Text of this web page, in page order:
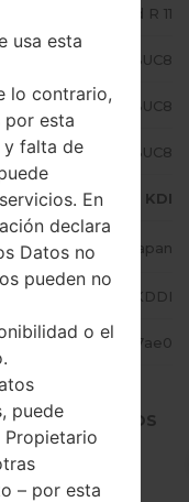
Android R 11
SCG01KDU1BUC8
SCG01QDI1BUC8
SCG01KDU1BUC8
KDI
Japan
KDDI
LOS ARCHIVOS
usa esta
lo contrario,
esta
y falta de
En
declara
Datos no
pueden no
o el
puede
– por esta